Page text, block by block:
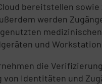
bereitstellen sowie
werden
und
die
von Identitäten und